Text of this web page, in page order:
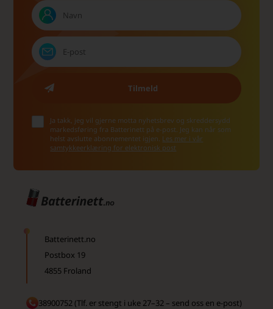
Ja takk, jeg vil gjerne motta nyhetsbrev og skreddersydd
markedsføring fra Batterinett på e-post. Jeg kan når som
helst avslutte abonnementet igjen. Les mer i vår
samtykkeerklæring for elektronisk post
Batterinett.no
Postbox 19
4855 Froland
38900752 (Tlf. er stengt i uke 27–32 – send oss en e-post)